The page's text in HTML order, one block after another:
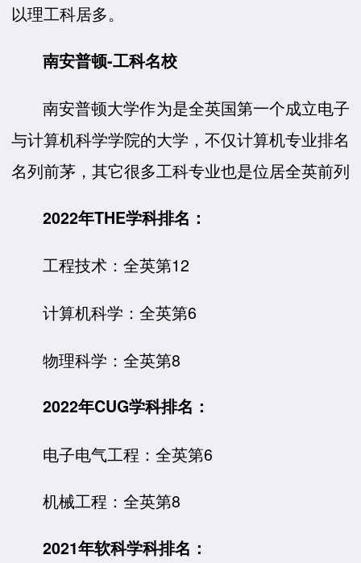
以理工科居多。
南安普顿-工科名校
南安普顿大学作为是全英国第一个成立电子
与计算机科学学院的大学，不仅计算机专业排名
名列前茅，其它很多工科专业也是位居全英前列
2022年THE学科排名：
工程技术：全英第12
计算机科学：全英第6
物理科学：全英第8
2022年CUG学科排名：
电子电气工程：全英第6
机械工程：全英第8
2021年软科学科排名：